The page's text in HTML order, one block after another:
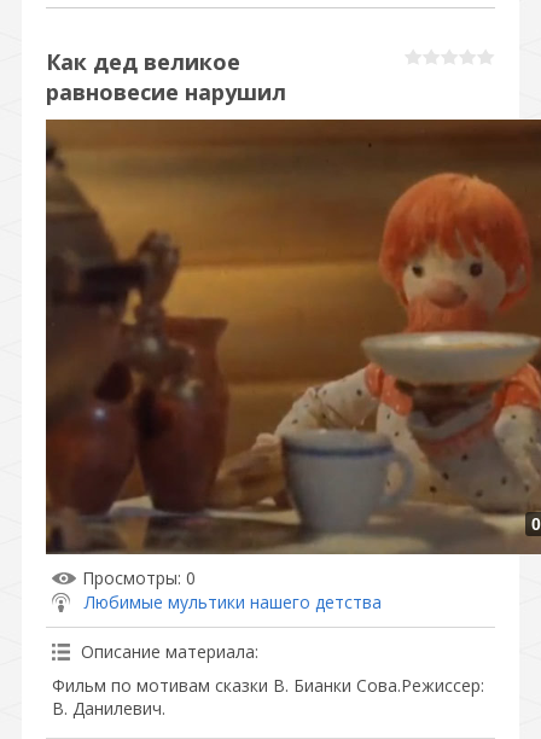
Как дед великое
равновесие нарушил
Просмотры: 0
Любимые мультики нашего детства
Описание материала:
Фильм по мотивам сказки В. Бианки Сова.Режиссер:
В. Данилевич.